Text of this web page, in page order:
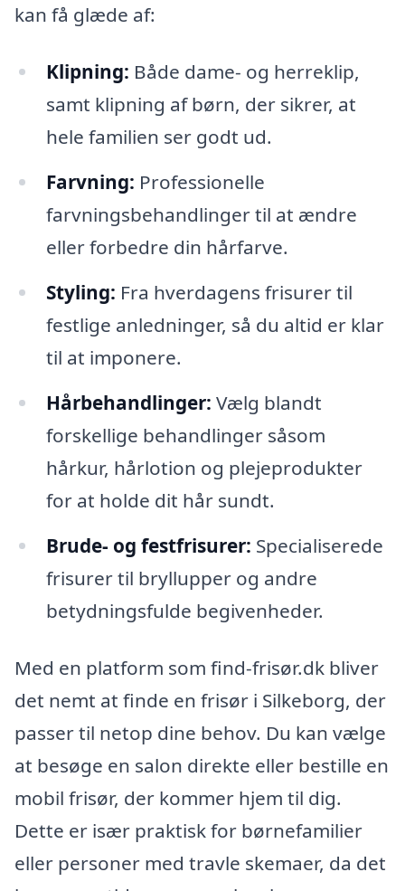
kan få glæde af:
Klipning: Både dame- og herreklip,
samt klipning af børn, der sikrer, at
hele familien ser godt ud.
Farvning: Professionelle
farvningsbehandlinger til at ændre
eller forbedre din hårfarve.
Styling: Fra hverdagens frisurer til
festlige anledninger, så du altid er klar
til at imponere.
Hårbehandlinger: Vælg blandt
forskellige behandlinger såsom
hårkur, hårlotion og plejeprodukter
for at holde dit hår sundt.
Brude- og festfrisurer: Specialiserede
frisurer til bryllupper og andre
betydningsfulde begivenheder.
Med en platform som find-frisør.dk bliver
det nemt at finde en frisør i Silkeborg, der
passer til netop dine behov. Du kan vælge
at besøge en salon direkte eller bestille en
mobil frisør, der kommer hjem til dig.
Dette er især praktisk for børnefamilier
eller personer med travle skemaer, da det